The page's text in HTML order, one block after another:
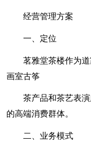
经营管理方案
一、定位
茗雅堂茶楼作为
画室古筝
茶产品和茶艺表
的高端消费群体。
二、业务模式